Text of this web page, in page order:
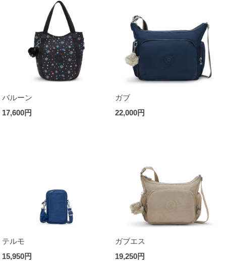
バルーン
17,600円
ガブ
22,000円
テルモ
15,950円
ガブエス
19,250円